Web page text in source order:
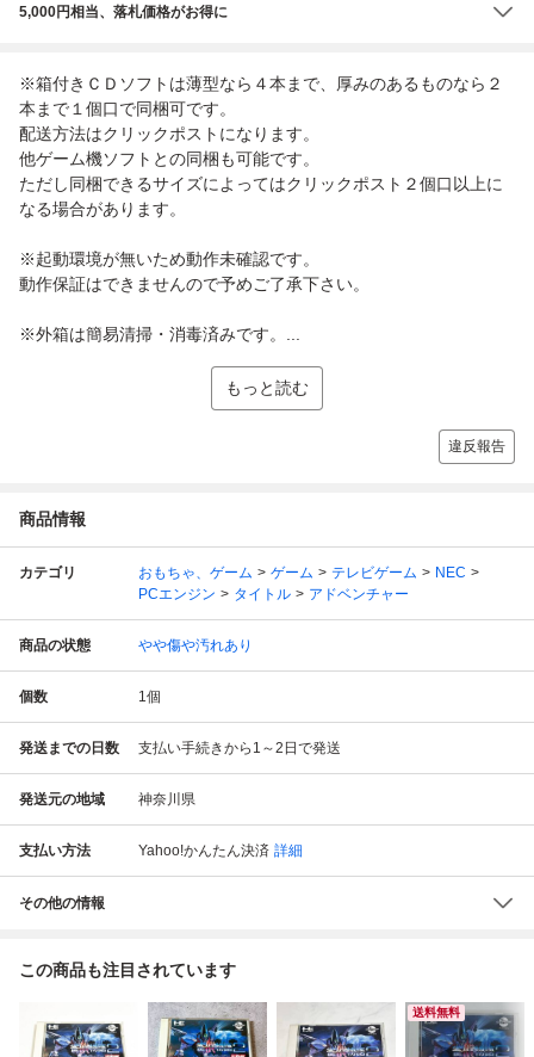
5,000円相当、落札価格がお得に
※箱付きＣＤソフトは薄型なら４本まで、厚みのあるものなら２
本まで１個口で同梱可です。
配送方法はクリックポストになります。
他ゲーム機ソフトとの同梱も可能です。
ただし同梱できるサイズによってはクリックポスト２個口以上に
なる場合があります。
※起動環境が無いため動作未確認です。
動作保証はできませんので予めご了承下さい。
※外箱は簡易清掃・消毒済みです。...
もっと読む
違反報告
商品情報
カテゴリ おもちゃ、ゲーム ゲーム テレビゲーム
NEC
PCエンジン
タイトル アドベンチャー
商品の状態 やや傷や汚れあり
個数 1個
発送までの日数 支払い手続きから1～2日で発送
発送元の地域 神奈川県
支払い方法 Yahoo!かんたん決済 詳細
その他の情報
この商品も注目されています
送料無料